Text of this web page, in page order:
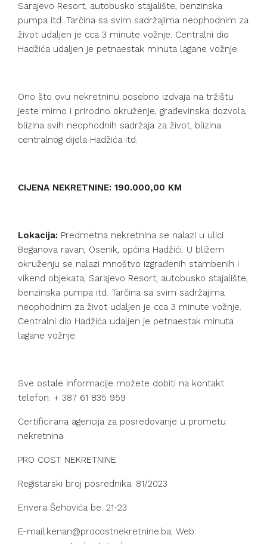
Sarajevo Resort, autobusko stajalište, benzinska
pumpa itd. Tarčina sa svim sadržajima neophodnim za
život udaljen je cca 3 minute vožnje. Centralni dio
Hadžića udaljen je petnaestak minuta lagane vožnje.
Ono što ovu nekretninu posebno izdvaja na tržištu
jeste mirno i prirodno okruženje, građevinska dozvola,
blizina svih neophodnih sadržaja za život, blizina
centralnog dijela Hadžića itd.
CIJENA NEKRETNINE: 190.000,00 KM
Lokacija: Predmetna nekretnina se nalazi u ulici
Beganova ravan, Osenik, općina Hadžići. U bližem
okruženju se nalazi mnoštvo izgrađenih stambenih i
vikend objekata, Sarajevo Resort, autobusko stajalište,
benzinska pumpa itd. Tarčina sa svim sadržajima
neophodnim za život udaljen je cca 3 minute vožnje.
Centralni dio Hadžića udaljen je petnaestak minuta
lagane vožnje.
Sve ostale informacije možete dobiti na kontakt
telefon: + 387 61 835 959
Certificirana agencija za posredovanje u prometu
nekretnina
PRO COST NEKRETNINE
Registarski broj posrednika: 81/2023
Envera Šehovića be. 21-23
E-mail:kenan@procostnekretnine.ba; Web: